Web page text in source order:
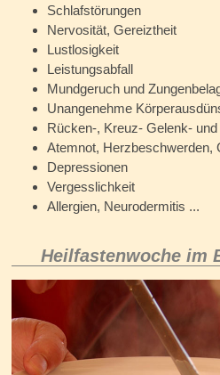
Schlafstörungen
Nervosität, Gereiztheit
Lustlosigkeit
Leistungsabfall
Mundgeruch und
Unangenehme
Rücken-, Kreuz- Gelenk-
Atemnot, Herzbeschwerden,
Depressionen
Vergesslichkeit
Allergien, Neurodermitis ...
Heilfastenwoche im